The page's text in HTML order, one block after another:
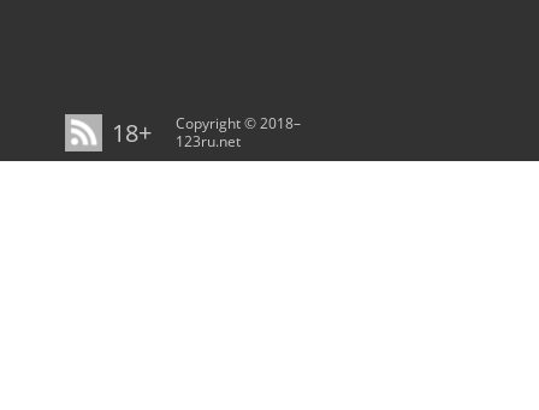
18+
Copyright © 2018–
123ru.net